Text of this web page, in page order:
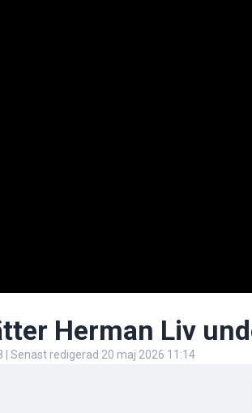
Herman Liv
| Senast redigerad 20 maj 2026 11:14